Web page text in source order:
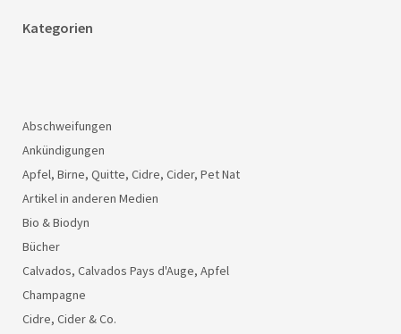
Kategorien
Abschweifungen
Ankündigungen
Apfel, Birne, Quitte, Cidre, Cider, Pet Nat
Artikel in anderen Medien
Bio & Biodyn
Bücher
Calvados, Calvados Pays d'Auge, Apfel
Champagne
Cidre, Cider & Co.